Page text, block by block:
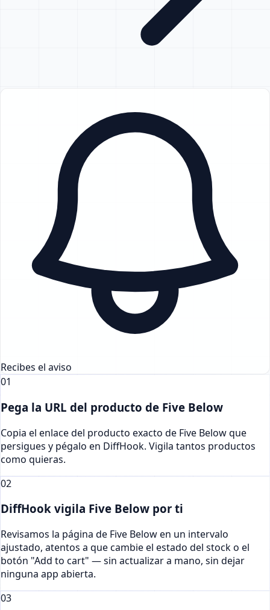
Recibes el aviso
01
Pega la URL del producto de Five Below
Copia el enlace del producto exacto de Five Below que
persigues y pégalo en DiffHook. Vigila tantos productos
como quieras.
02
DiffHook vigila Five Below por ti
Revisamos la página de Five Below en un intervalo
ajustado, atentos a que cambie el estado del stock o el
botón "Add to cart" — sin actualizar a mano, sin dejar
ninguna app abierta.
03